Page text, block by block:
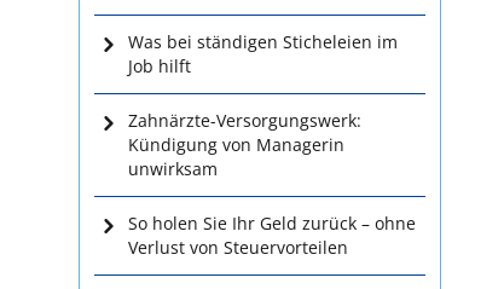
Was bei ständigen Sticheleien im
Job hilft
Zahnärzte-Versorgungswerk:
Kündigung von Managerin
unwirksam
So holen Sie Ihr Geld zurück – ohne
Verlust von Steuervorteilen